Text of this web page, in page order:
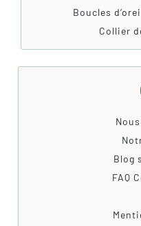
Boucles
Collier
Blog
FAQ